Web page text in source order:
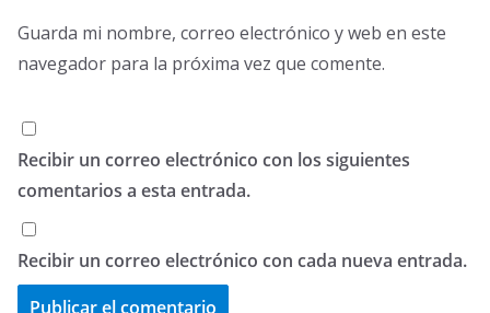
Guarda mi nombre, correo electrónico y web en este
navegador para la próxima vez que comente.
Recibir un correo electrónico con los siguientes
comentarios a esta entrada.
Recibir un correo electrónico con cada nueva entrada.